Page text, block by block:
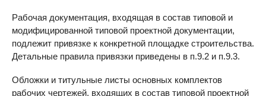
Рабочая документация, входящая в состав типовой и
модифицированной типовой проектной документации,
подлежит привязке к конкретной площадке строительства.
Детальные правила привязки приведены в п.9.2 и п.9.3.
Обложки и титульные листы основных комплектов
рабочих чертежей, входящих в состав типовой проектной